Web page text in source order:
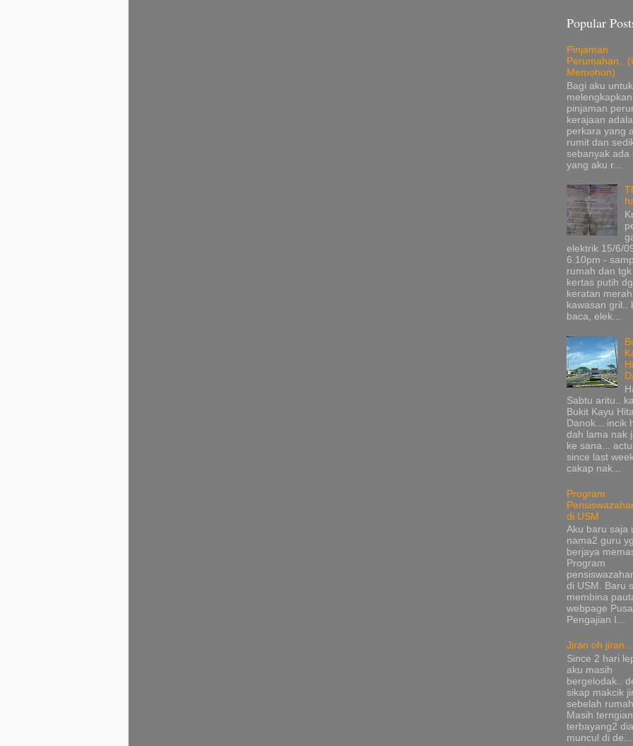
Popular
Pinjaman
Perumahan..
Memohon)
Bagi aku untuk
pinjaman
kerajaan
perkara yang
rumit dan
sebanyak ada
yang aku r...
elektrik 15/6/
6.10pm -
rumah dan
kertas putih
keratan
kawasan gril..
baca, elek...
Sabtu aritu..
Bukit Kayu
Danok... incik
dah lama nak
ke sana...
since last
cakap nak...
Program
di USM
Aku baru saja
nama2 guru yg
berjaya
Program
di USM. Baru
membina
webpage
Pengajian I...
Jiran oh jiran...
Since 2 hari
aku masih
bergelodak..
sikap makcik
sebelah rumah
Masih
terbayang2 dia
muncul di de...